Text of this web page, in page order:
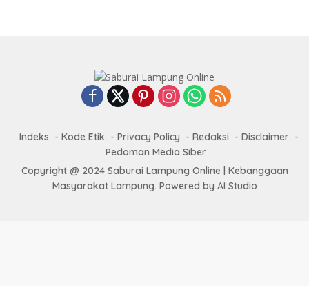
Indeks Kode Etik Privacy Policy Redaksi
Disclaimer
Pedoman Media Siber
Copyright @ 2024 Saburai Lampung Online | Kebanggaan
Masyarakat Lampung. Powered by AI Studio